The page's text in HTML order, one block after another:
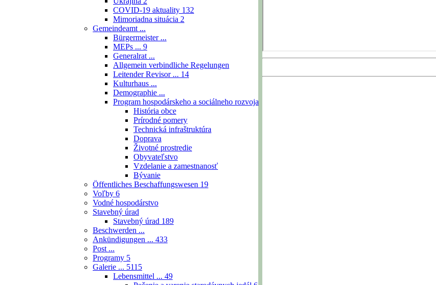
COVID-19 aktuality 132
Mimoriadna situácia 2
Gemeindeamt ...
Bürgermeister ...
MEPs ... 9
Generalrat ...
Allgemein verbindliche Regelungen
Leitender Revisor ... 14
Kulturhaus ...
Demographie ...
Program hospodárskeho a sociálneho rozvoja
História obce
Prírodné pomery
Technická infraštruktúra
Doprava
Životné prostredie
Obyvateľstvo
Vzdelanie a zamestnanosť
Bývanie
Öffentliches Beschaffungswesen 19
Voľby 6
Vodné hospodárstvo
Stavebný úrad
Stavebný úrad 189
Beschwerden ...
Ankündigungen ... 433
Post ...
Programy 5
Galerie ... 5115
Lebensmittel ... 49